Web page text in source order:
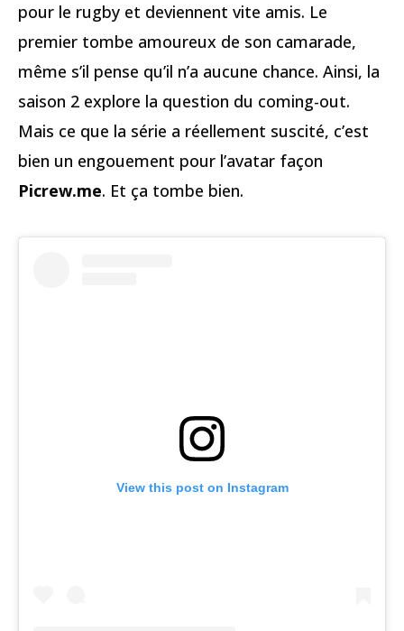
pour le rugby et deviennent vite amis. Le
premier tombe amoureux de son camarade,
même s’il pense qu’il n’a aucune chance. Ainsi, la
saison 2 explore la question du coming-out.
Mais ce que la série a réellement suscité, c’est
bien un engouement pour l’avatar façon
Picrew.me. Et ça tombe bien.
View this post on Instagram